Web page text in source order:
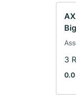
3
0.0